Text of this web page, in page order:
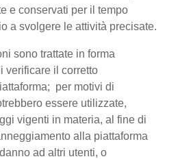
e conservati per il tempo
a svolgere le attività precisate.
sono trattate in forma
verificare il corretto
per motivi di
essere utilizzate,
vigenti in materia, al fine di
alla piattaforma
ad altri utenti, o